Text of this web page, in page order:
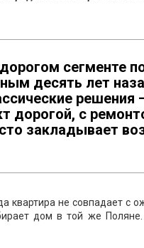
сегменте
десять лет
дорогой, с
закладывает
квартира не совпадает с
дом в той же